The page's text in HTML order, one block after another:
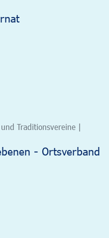
Traditionsvereine |
- Ortsverband